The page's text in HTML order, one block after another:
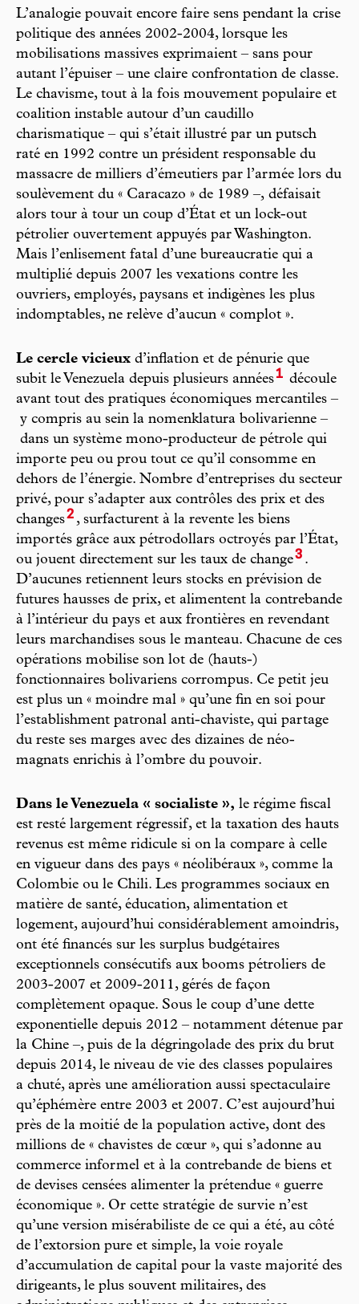
L’analogie pouvait encore faire sens pendant la crise
politique des années 2002-2004, lorsque les
mobilisations massives exprimaient – sans pour
autant l’épuiser – une claire confrontation de classe.
Le chavisme, tout à la fois mouvement populaire et
coalition instable autour d’un caudillo
charismatique – qui s’était illustré par un putsch
raté en 1992 contre un président responsable du
massacre de milliers d’émeutiers par l’armée lors du
soulèvement du « Caracazo » de 1989 –, défaisait
alors tour à tour un coup d’État et un lock-out
pétrolier ouvertement appuyés par Washington.
Mais l’enlisement fatal d’une bureaucratie qui a
multiplié depuis 2007 les vexations contre les
ouvriers, employés, paysans et indigènes les plus
indomptables, ne relève d’aucun « complot ».
Le cercle vicieux d’inflation et de pénurie que
subit le Venezuela depuis plusieurs années1 découle
avant tout des pratiques économiques mercantiles –
y compris au sein la nomenklatura bolivarienne –
dans un système mono-producteur de pétrole qui
importe peu ou prou tout ce qu’il consomme en
dehors de l’énergie. Nombre d’entreprises du secteur
privé, pour s’adapter aux contrôles des prix et des
changes2 , surfacturent à la revente les biens
importés grâce aux pétrodollars octroyés par l’État,
ou jouent directement sur les taux de change3 .
D’aucunes retiennent leurs stocks en prévision de
futures hausses de prix, et alimentent la contrebande
à l’intérieur du pays et aux frontières en revendant
leurs marchandises sous le manteau. Chacune de ces
opérations mobilise son lot de (hauts-)
fonctionnaires bolivariens corrompus. Ce petit jeu
est plus un « moindre mal » qu’une fin en soi pour
l’establishment patronal anti-chaviste, qui partage
du reste ses marges avec des dizaines de néo-
magnats enrichis à l’ombre du pouvoir.
Dans le Venezuela « socialiste », le régime fiscal
est resté largement régressif, et la taxation des hauts
revenus est même ridicule si on la compare à celle
en vigueur dans des pays « néolibéraux », comme la
Colombie ou le Chili. Les programmes sociaux en
matière de santé, éducation, alimentation et
logement, aujourd’hui considérablement amoindris,
ont été financés sur les surplus budgétaires
exceptionnels consécutifs aux booms pétroliers de
2003-2007 et 2009-2011, gérés de façon
complètement opaque. Sous le coup d’une dette
exponentielle depuis 2012 – notamment détenue par
la Chine –, puis de la dégringolade des prix du brut
depuis 2014, le niveau de vie des classes populaires
a chuté, après une amélioration aussi spectaculaire
qu’éphémère entre 2003 et 2007. C’est aujourd’hui
près de la moitié de la population active, dont des
millions de « chavistes de cœur », qui s’adonne au
commerce informel et à la contrebande de biens et
de devises censées alimenter la prétendue « guerre
économique ». Or cette stratégie de survie n’est
qu’une version misérabiliste de ce qui a été, au côté
de l’extorsion pure et simple, la voie royale
d’accumulation de capital pour la vaste majorité des
dirigeants, le plus souvent militaires, des